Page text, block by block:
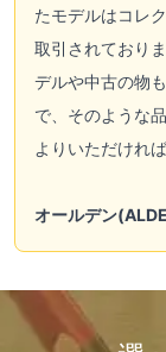
たモデルはコレ
取引されており
デルや中古の物
で、そのような
よりいただけれ
オールデン